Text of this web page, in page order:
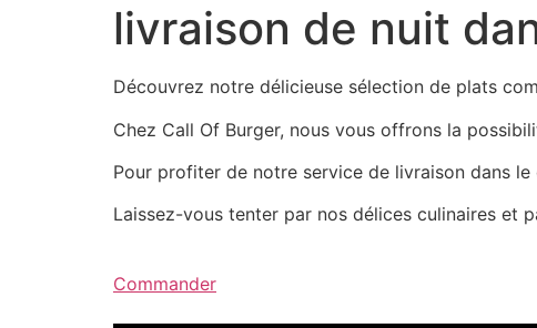
livraison de nuit
Découvrez notre délicieuse sélection de plats
Chez Call Of Burger, nous vous offrons la
Pour profiter de notre service de livraison dans
Laissez-vous tenter par nos délices culinaires et
Commander